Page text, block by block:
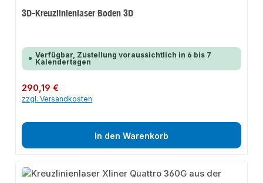
3D-Kreuzlinienlaser Boden 3D
Verfügbar, Zustellung voraussichtlich in 6 bis 7
Kalendertagen
Regulärer Preis:
290,19 €
zzgl. Versandkosten
In den Warenkorb